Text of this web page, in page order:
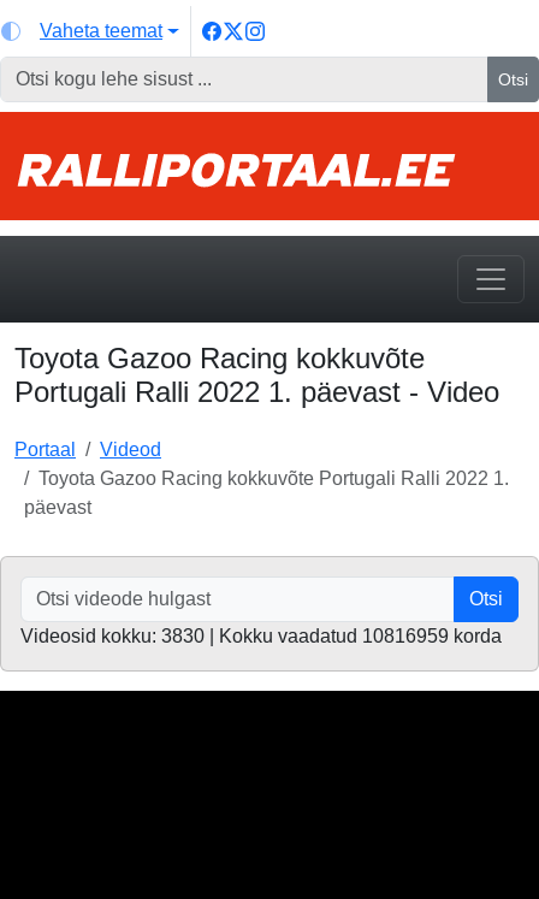
Vaheta teemat
Otsi
Toyota Gazoo Racing kokkuvõte
Portugali Ralli 2022 1. päevast - Video
Portaal
Videod
Toyota Gazoo Racing kokkuvõte Portugali Ralli 2022 1.
päevast
Otsi
Videosid kokku: 3830 | Kokku vaadatud 10816959 korda